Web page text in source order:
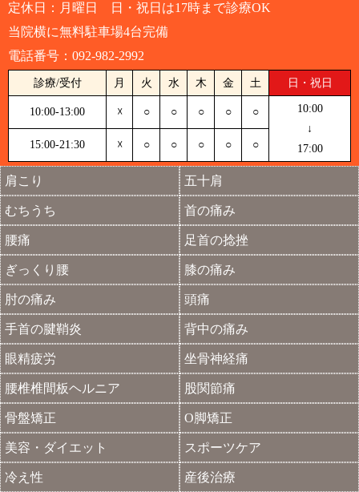
定休日：月曜日 日・祝日は17時まで診療OK
当院横に無料駐車場4台完備
電話番号： 092-982-2992
診療/受付 月 火 水 木 金 土 日・祝日
10:00-13:00 ☓ ○ ○ ○ ○ ○
10:00
↓
17:00
15:00-21:30 ☓ ○ ○ ○ ○ ○
肩こり 五十肩
むちうち 首の痛み
腰痛 足首の捻挫
ぎっくり腰 膝の痛み
肘の痛み 頭痛
手首の腱鞘炎 背中の痛み
眼精疲労 坐骨神経痛
腰椎椎間板ヘルニア 股関節痛
骨盤矯正 O脚矯正
美容・ダイエット スポーツケア
冷え性 産後治療